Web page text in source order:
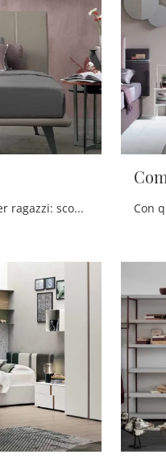
Camerette componibili per ragazzi: scopri il modello in laccato opaco Composizione 04A di Tomasella per stanzette moderne.